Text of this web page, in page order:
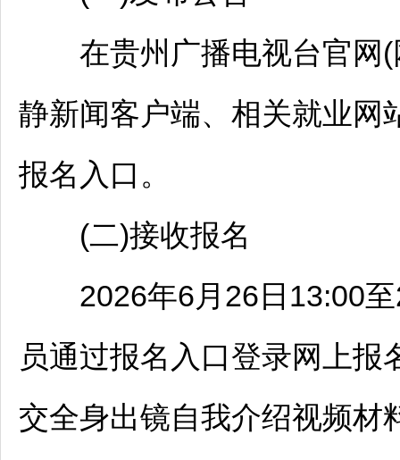
在贵州广播电视台官网(
静新闻客户端、相关就业网
报名入口。
(二)接收报名
2026年6月26日13:00至
员通过报名入口登录网上
交全身出镜自我介绍视频材